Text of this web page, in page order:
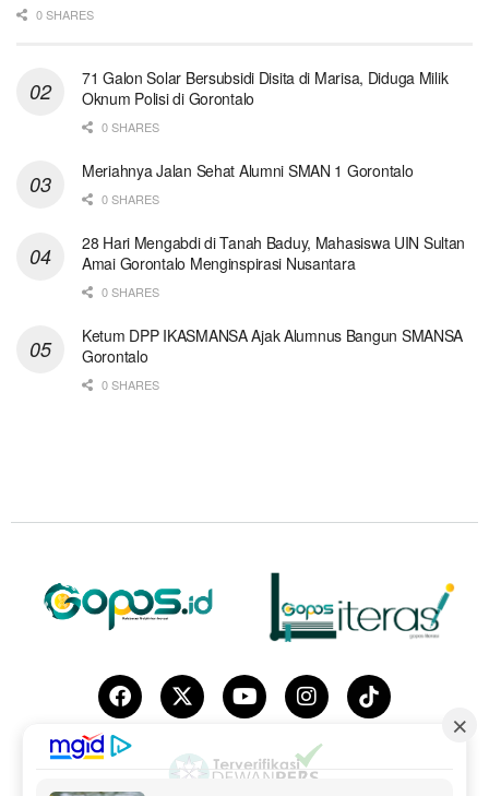
0 SHARES
71 Galon Solar Bersubsidi Disita di Marisa, Diduga Milik
Oknum Polisi di Gorontalo
0 SHARES
Meriahnya Jalan Sehat Alumni SMAN 1 Gorontalo
0 SHARES
28 Hari Mengabdi di Tanah Baduy, Mahasiswa UIN Sultan
Amai Gorontalo Menginspirasi Nusantara
0 SHARES
Ketum DPP IKASMANSA Ajak Alumnus Bangun SMANSA
Gorontalo
0 SHARES